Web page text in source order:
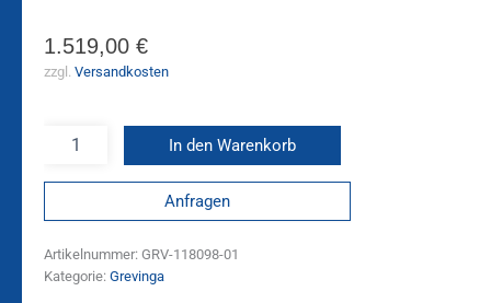
1.519,00 €
zzgl. Versandkosten
In den Warenkorb
Anfragen
Artikelnummer: GRV-118098-01
Kategorie: Grevinga